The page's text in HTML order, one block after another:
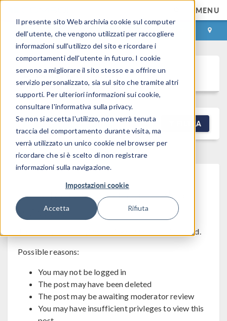
Il presente sito Web archivia cookie sul computer
dell'utente, che vengono utilizzati per raccogliere
informazioni sull'utilizzo del sito e ricordare i
comportamenti dell'utente in futuro. I cookie
servono a migliorare il sito stesso e a offrire un
servizio personalizzato, sia sul sito che tramite altri
supporti. Per ulteriori informazioni sui cookie,
consultare l'informativa sulla privacy.
Se non si accetta l'utilizzo, non verrà tenuta
traccia del comportamento durante visita, ma
verrà utilizzato un unico cookie nel browser per
ricordare che si è scelto di non registrare
informazioni sulla navigazione.
Impostazioni cookie
Accetta Rifiuta
MENU
ACCEDI CONTACT
Discussion Forum
NEW DISCUSSION FILTRA
This forum post cannot be
viewed
The post you are trying to view cannot be displayed.
Possible reasons:
You may not be logged in
The post may have been deleted
The post may be awaiting moderator review
You may have insufficient privleges to view this